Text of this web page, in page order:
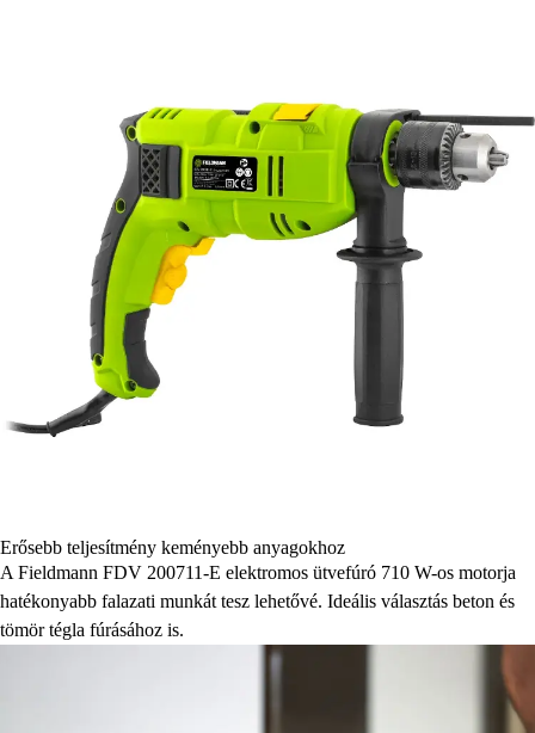
Erősebb teljesítmény keményebb anyagokhoz
A Fieldmann FDV 200711-E elektromos ütvefúró 710 W-os motorja
hatékonyabb falazati munkát tesz lehetővé. Ideális választás beton és
tömör tégla fúrásához is.